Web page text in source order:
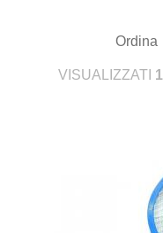
Ordina
VISUALIZZATI 1